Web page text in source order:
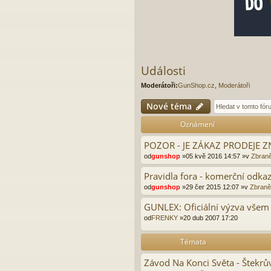
Události
Moderátoři:GunShop.cz Moderátoři
Nové téma
Oznámení
POZOR - JE ZÁKAZ PRODEJE
odgunshop »05 kvě 2016 14:57 »v
Pravidla fora - komerční
odgunshop »29 čer 2015 12:07 »v
GUNLEX: Oficiální výzva
od FRENKY »20 dub 2007 17:20
Témata
Závod Na Konci Světa -